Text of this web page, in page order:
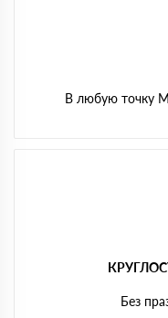
В любую точку
Без